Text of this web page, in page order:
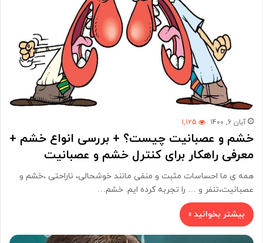
آبان 6, 1400 1,125
خشم و عصبانیت چیست؟ + بررسی انواع خشم +
معرفی راهکار برای کنترل خشم و عصبانیت
همه ی ما احساسات مثبت و منفی مانند خوشحالی، ناراحتی ،خشم و
عصبانیت،تنفر و … را تجربه کرده ایم. خشم…
بیشتر بخوانید »